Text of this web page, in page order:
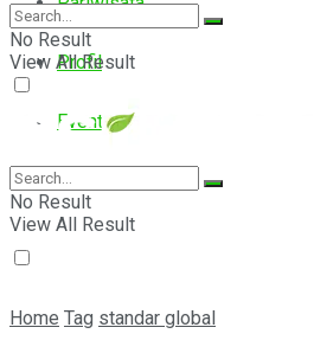
Profil
Event
E-Magazine
No Result
View All Result
No Result
View All Result
Home Tag standar global